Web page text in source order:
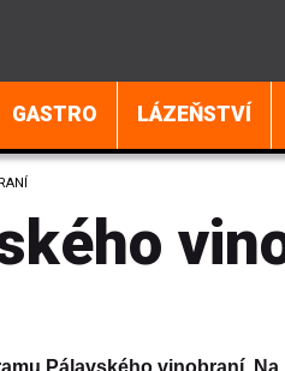
GASTRO LÁZEŇSTVÍ
Pálavského vinobraní.